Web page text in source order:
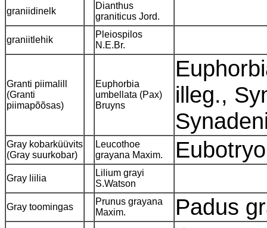
graniidinelk
Dianthus
graniticus Jord.
graniitlehik
Pleiospilos
N.E.Br.
Granti piimalill
(Granti
piimapõõsas)
Euphorbia
umbellata (Pax)
Bruyns
illeg.,
Gray kobarküüvits
(Gray suurkobar)
Leucothoe
grayana Maxim.
Gray liilia
Lilium grayi
S.Watson
Gray toomingas
Prunus grayana
Maxim.
Padus